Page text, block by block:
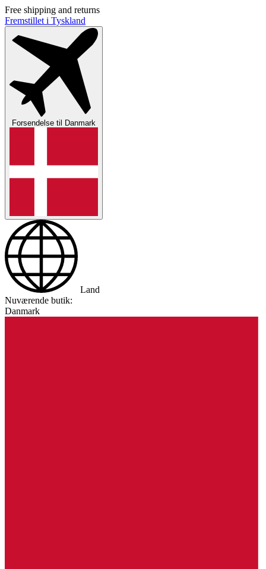
Free shipping and returns
Fremstillet i Tyskland
Forsendelse til Danmark
Land
Nuværende butik:
Danmark